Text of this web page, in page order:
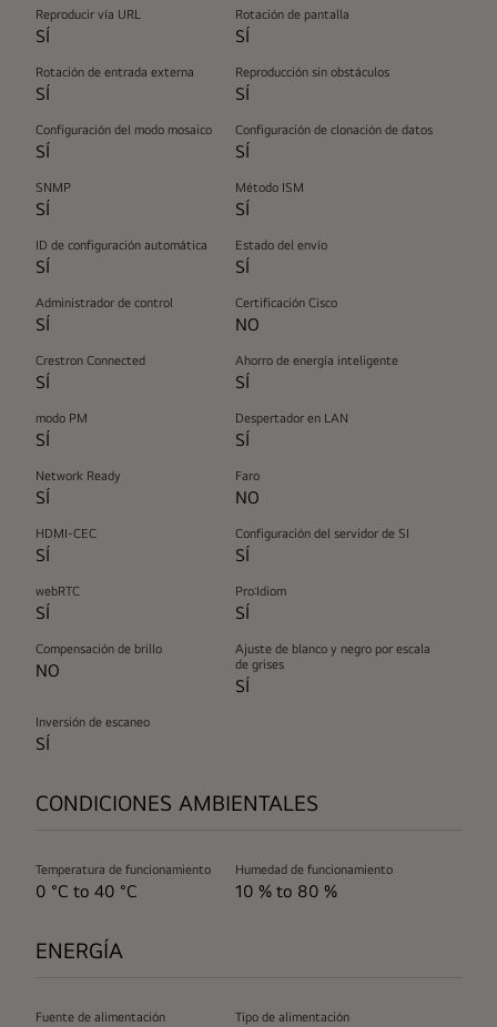
Reproducir vía URL
SÍ
Rotación de pantalla
SÍ
Rotación de entrada externa
SÍ
Reproducción sin obstáculos
SÍ
Configuración del modo mosaico
SÍ
Configuración de clonación de datos
SÍ
SNMP
SÍ
Método ISM
SÍ
ID de configuración automática
SÍ
Estado del envío
SÍ
Administrador de control
SÍ
Certificación Cisco
NO
Crestron Connected
SÍ
Ahorro de energía inteligente
SÍ
modo PM
SÍ
Despertador en LAN
SÍ
Network Ready
SÍ
Faro
NO
HDMI-CEC
SÍ
Configuración del servidor de SI
SÍ
webRTC
SÍ
Pro:Idiom
SÍ
Compensación de brillo
NO
Ajuste de blanco y negro por escala
de grises
SÍ
Inversión de escaneo
SÍ
CONDICIONES AMBIENTALES
Temperatura de funcionamiento
0 °C to 40 °C
Humedad de funcionamiento
10 % to 80 %
ENERGÍA
Fuente de alimentación Tipo de alimentación